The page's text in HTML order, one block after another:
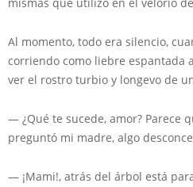
mismas que utilizó en el velorio
Al momento, todo era silencio,
corriendo como liebre espantada
ver el rostro turbio y longevo de
— ¿Qué te sucede, amor? Parece
preguntó mi madre, algo
— ¡Mami!, atrás del árbol está